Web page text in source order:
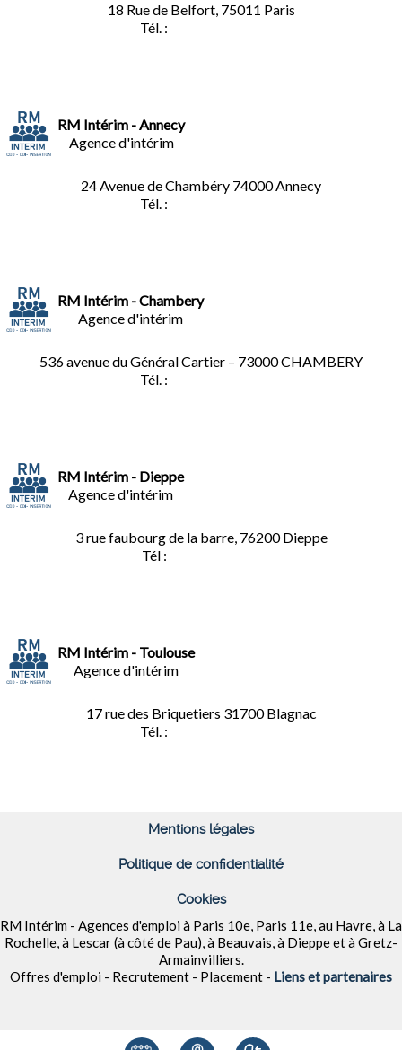
18 Rue de Belfort, 75011 Paris
Tél. :
RM Intérim - Annecy
Agence d'intérim
24 Avenue de Chambéry 74000 Annecy
Tél. :
RM Intérim - Chambery
Agence d'intérim
536 avenue du Général Cartier – 73000 CHAMBERY
Tél. :
RM Intérim - Dieppe
Agence d'intérim
3 rue faubourg de la barre, 76200 Dieppe
Tél :
RM Intérim - Toulouse
Agence d'intérim
17 rue des Briquetiers 31700 Blagnac
Tél. :
Mentions légales
Politique de confidentialité
Cookies
RM Intérim - Agences d'emploi à Paris 10e, Paris 11e, au Havre, à La
Rochelle, à Lescar (à côté de Pau), à Beauvais, à Dieppe et à Gretz-
Armainvilliers.
Offres d'emploi - Recrutement - Placement - Liens et partenaires